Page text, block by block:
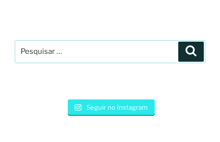
por:
Seguir no Instagram